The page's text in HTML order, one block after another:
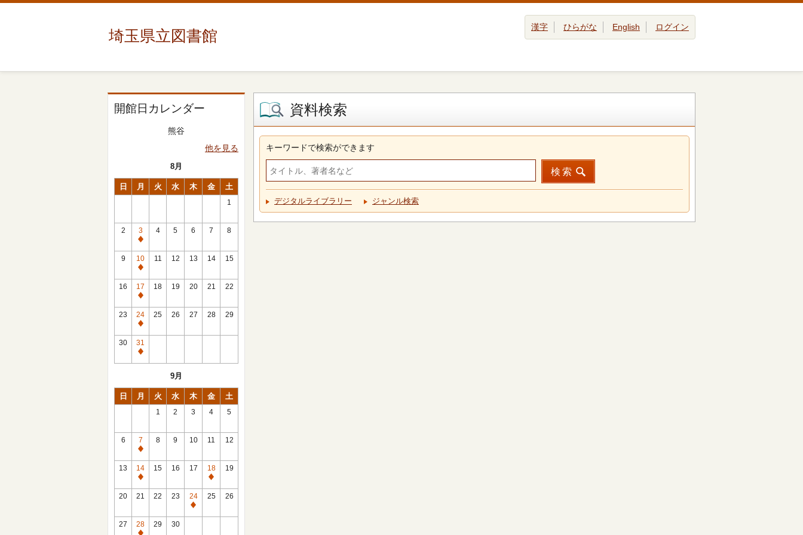
埼玉県立図書館 漢字 ひらがな English ログイン
開館日カレンダー
熊谷
他を見る
8月
日 月 火 水 木 金 土
1
2
3
休
館
日
4 5 6 7 8
9
10
休
館
日
11 12 13 14 15
16
17
休
館
日
18 19 20 21 22
23
24
休
館
日
25 26 27 28 29
30
31
休
9月
日 月 火 水 木 金 土
1 2 3 4 5
6
7
休
館
日
8 9 10 11 12
13
14
休
館
15 16 17
18
休
館
19
20 21 22 23
24
休
25 26
27
28
29 30
資料検索
キーワードで検索ができます
検索
デジタルライブラリー ジャンル検索